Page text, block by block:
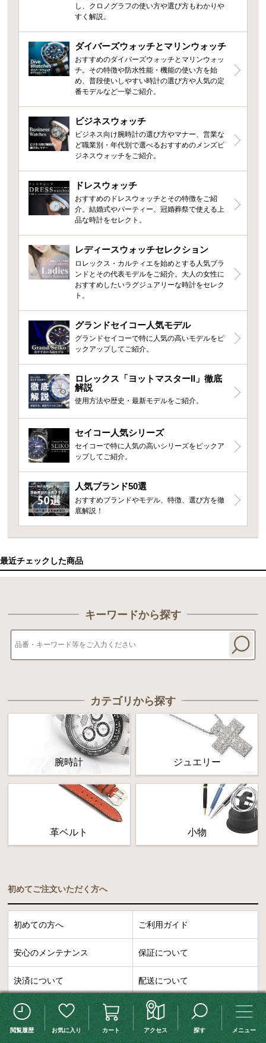
し、クロノグラフの使い方や選び方もわかりや
すく解説。
ダイバーズウォッチとマリンウォッチ
おすすめのダイバーズウォッチとマリンウォッ
チ。その特徴や防水性能・機能の使い方を始
め、普段使いしやすい時計の選び方や人気の定
番モデルなど一挙ご紹介。
ビジネスウォッチ
ビジネス向け腕時計の選び方やマナー、営業な
ど職業別・年代別で選べるおすすめのメンズビ
ジネスウォッチをご紹介。
ドレスウォッチ
おすすめのドレスウォッチとその特徴をご紹
介。結婚式やパーティー、冠婚葬祭で使える上
品な時計をセレクト。
レディースウォッチセレクション
ロレックス・カルティエを始めとする人気ブラ
ンドとその代表モデルをご紹介。大人の女性に
おすすめしたいラグジュアリーな時計をセレク
ト。
グランドセイコー人気モデル
グランドセイコーで特に人気の高いモデルをピ
ックアップしてご紹介。
ロレックス「ヨットマスターII」徹底
解説
使用方法や歴史・最新モデルをご紹介。
セイコー人気シリーズ
セイコーで特に人気の高いシリーズをピックア
ップしてご紹介。
人気ブランド50選
おすすめブランドやモデル、特徴、選び方を徹
底解説！
最近チェックした商品
キーワードから探す
カテゴリから探す
腕時計 ジュエリー
革ベルト 小物
初めてご注文いただく方へ
初めての方へ ご利用ガイド
安心のメンテナンス 保証について
決済について 配送について
返品について よくあるご質問
買取について 修理について
閲覧履歴 お気に入り カート アクセス 探す メニュー
この検索条件を保存する 検索条件変更